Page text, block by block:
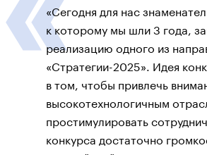
«Сегодня для нас
к которому мы шли 3 года,
реализацию одного из
«Стратегии-2025». Идея
в том, чтобы привлечь
высокотехнологичным
простимулировать
конкурса достаточно